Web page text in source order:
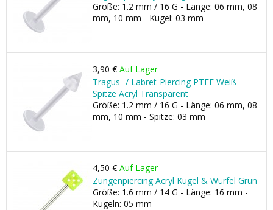
Größe: 1.2 mm / 16 G - Länge: 06 mm, 08
mm, 10 mm - Kugel: 03 mm
3,90 € Auf Lager
Tragus- / Labret-Piercing PTFE Weiß
Spitze Acryl Transparent
Größe: 1.2 mm / 16 G - Länge: 06 mm, 08
mm, 10 mm - Spitze: 03 mm
4,50 € Auf Lager
Zungenpiercing Acryl Kugel & Würfel Grün
Größe: 1.6 mm / 14 G - Länge: 16 mm -
Kugeln: 05 mm